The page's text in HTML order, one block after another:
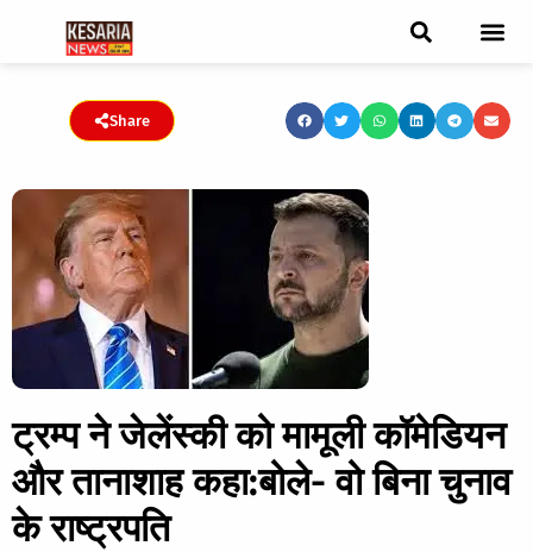
Share
ट्रम्प ने जेलेंस्की को मामूली कॉमेडियन
और तानाशाह कहा:बोले- वो बिना चुनाव
के राष्ट्रपति